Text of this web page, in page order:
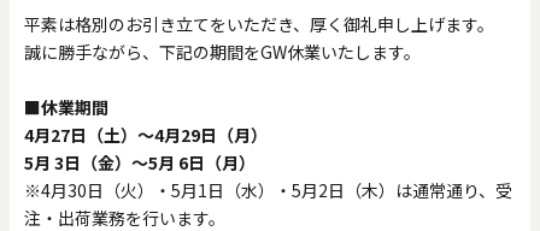
#タグから探す
0
円 円
平素は格別のお引き立てをいただき、厚く御礼申し上げます。
誠に勝手ながら、下記の期間をGW休業いたします。
■休業期間
4月27日（土）〜4月29日（月）
5月 3日（金）〜5月 6日（月）
※4月30日（火）・5月1日（水）・5月2日（木）は通常通り、受
注・出荷業務を行います。